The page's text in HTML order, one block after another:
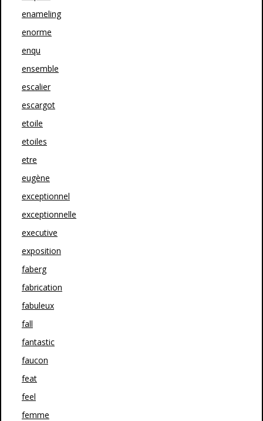
enameling
enorme
enqu
ensemble
escalier
escargot
etoile
etoiles
etre
eugène
exceptionnel
exceptionnelle
executive
exposition
faberg
fabrication
fabuleux
fall
fantastic
faucon
feat
feel
femme